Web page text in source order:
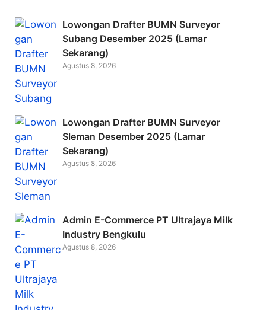
b
o
k
Lowongan Drafter BUMN Surveyor
Subang Desember 2025 (Lamar
Sekarang)
Agustus 8, 2026
Lowongan Drafter BUMN Surveyor
Sleman Desember 2025 (Lamar
Sekarang)
Agustus 8, 2026
Admin E-Commerce PT Ultrajaya Milk
Industry Bengkulu
Agustus 8, 2026